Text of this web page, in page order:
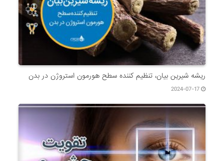
ریشه شیرین بیان، تنظیم کننده سطح هورمون استروژن در بدن
2024-07-17